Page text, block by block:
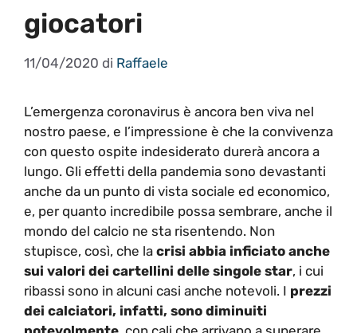
giocatori
11/04/2020 di Raffaele
L’emergenza coronavirus è ancora ben viva nel
nostro paese, e l’impressione è che la convivenza
con questo ospite indesiderato durerà ancora a
lungo. Gli effetti della pandemia sono devastanti
anche da un punto di vista sociale ed economico,
e, per quanto incredibile possa sembrare, anche il
mondo del calcio ne sta risentendo. Non
stupisce, così, che la crisi abbia inficiato anche
sui valori dei cartellini delle singole star, i cui
ribassi sono in alcuni casi anche notevoli. I prezzi
dei calciatori, infatti, sono diminuiti